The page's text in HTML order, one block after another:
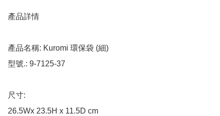
產品詳情
產品名稱: Kuromi 環保袋 (細)
型號.: 9-7125-37
尺寸:
26.5Wx 23.5H x 11.5D cm